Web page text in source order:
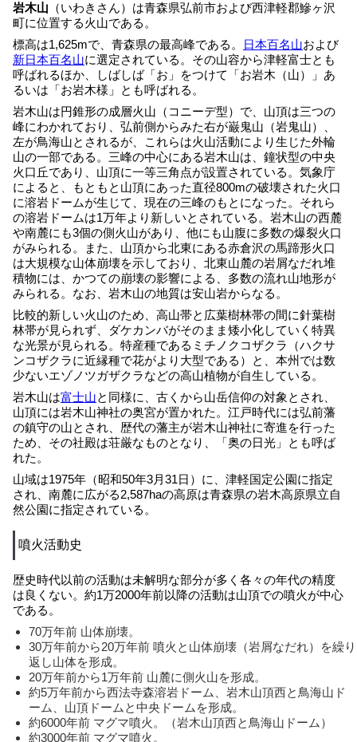
岩木山 （いわきさん）は青森県弘前市および西津軽郡鰺ヶ沢
町に位置する火山である。
標高は1,625mで、青森県の最高峰である。
日本百名山および
新日本百名山に選定されている。その山容から津軽富士とも
呼ばれるほか、しばしば「お」をつけて「お岩木（山）」あ
るいは「お岩木様」とも呼ばれる。
岩木山は円錐形の成層火山（コニーデ型）で、山頂は三つの
峰にわかれており、弘前側からみた右が巌鬼山（岩鬼山）、
左が鳥海山とされるが、これらは火山活動により生じた外輪
山の一部である。三峰の中心にある岩木山は、鐘状型の中央
火口丘であり、山頂に一等三角点が設置されている。気象庁
によると、もともと山頂にあった直径800mの破壊された火口
に溶岩ドームが生じて、現在の三峰のもとになった。それら
の溶岩ドームは1万年より新しいとされている。岩木山の西麓
や南麓にも3個の側火山があり、他にも山腹に多数の爆裂火口
がみられる。また、山頂から北東にある赤倉沢の馬蹄形火口
は大規模な山体崩壊を示しており、北東山麓の岩屑なだれ堆
積物には、かつての崩壊の影響による、多数の流れ山地形が
みられる。なお、岩木山の地質は安山岩からなる。
比較的新しい火山のため、高山帯と広葉樹林帯の間に針葉樹
林帯が見られず、ダケカンバがそのまま矮小化していく特異
な光景が見られる。特産種であるミチノクコザクラ（ハクサ
ンコザクラに近縁種で花がより大型である）と、本州では数
少ないエゾノツガザクラなどの高山植物が自生している。
岩木山は富士山と同様に、古くから山岳信仰の対象とされ、
山頂には岩木山神社の奥宮が置かれた。江戸時代には弘前藩
の鎮守の山とされ、歴代の藩主が岩木山神社に寄進を行った
ため、その社殿は荘厳なものとなり、「奥の日光」とも呼ば
れた。
山域は1975年（昭和50年3月31日）に、津軽国定公園に指定
され、南麓に広がる2,587haの高原は青森県の岩木高原県立自
然公園に指定されている。
噴火活動史
歴史時代以前の活動は未解明な部分が多く各々の年代の精度
は良くない。約1万2000年前以降の活動は山頂での噴火が中心
である。
70万年前 山体崩壊。
30万年前から20万年前 噴火と山体崩壊（岩屑なだれ）を繰り
返し山体を形成。
20万年前から1万年前 山麓に側火山を形成。
約5万年前から西法寺森溶岩ドーム、岩木山頂西と鳥海山ド
ーム、山頂ドームと中央ドームを形成。
約6000年前 マグマ噴火。（岩木山頂西と鳥海山ドーム）
約3000年前 マグマ噴火。